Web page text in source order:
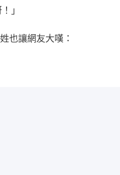
」
也讓網友大嘆：